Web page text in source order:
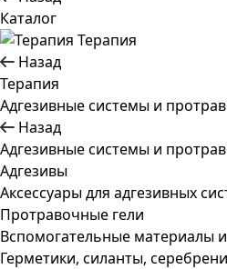
Каталог
Терапия
Назад
Терапия
Адгезивные системы и
Назад
Адгезивные системы и
Адгезивы
Аксессуары для адгезивных
Протравочные гели
Вспомогательные материалы
Герметики, силанты,